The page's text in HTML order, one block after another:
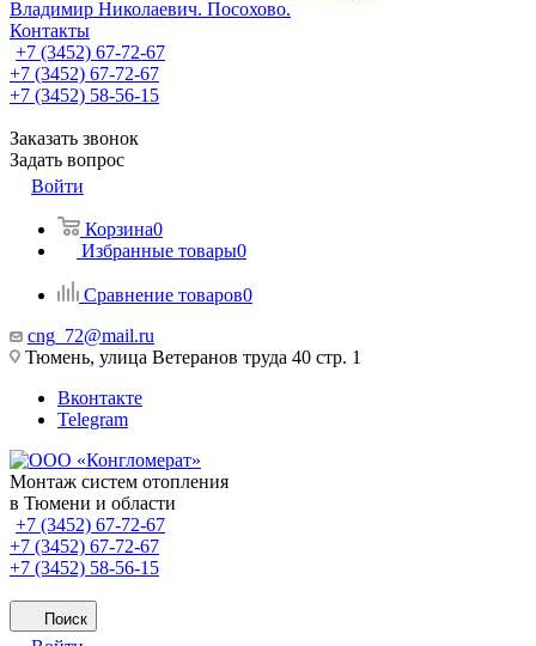
Владимир Николаевич. Посохово.
Контакты
+7 (3452) 67-72-67
+7 (3452) 67-72-67
+7 (3452) 58-56-15
Заказать звонок
Задать вопрос
Войти
Корзина0
Избранные товары0
Сравнение товаров0
cng_72@mail.ru
Тюмень, улица Ветеранов труда 40 стр. 1
Вконтакте
Telegram
Монтаж систем отопления
в Тюмени и области
+7 (3452) 67-72-67
+7 (3452) 67-72-67
+7 (3452) 58-56-15
Поиск